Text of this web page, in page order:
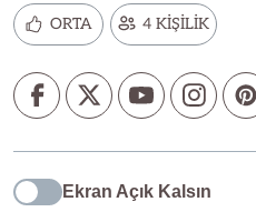
ORTA 4 KİŞİLİK
Ekran Açık Kalsın